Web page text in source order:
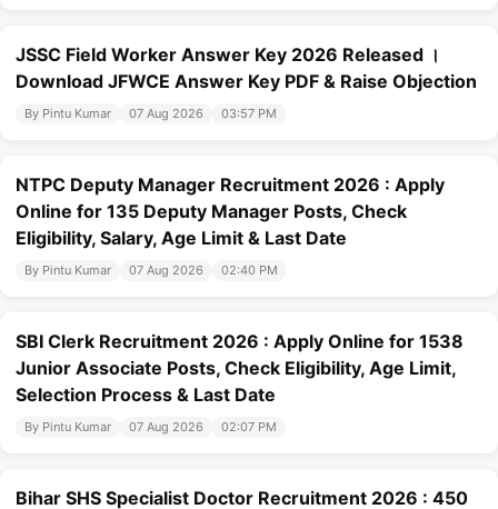
JSSC Field Worker Answer Key 2026 Released ।
Download JFWCE Answer Key PDF & Raise Objection
By Pintu Kumar 07 Aug 2026 03:57 PM
NTPC Deputy Manager Recruitment 2026 : Apply
Online for 135 Deputy Manager Posts, Check
Eligibility, Salary, Age Limit & Last Date
By Pintu Kumar 07 Aug 2026 02:40 PM
SBI Clerk Recruitment 2026 : Apply Online for 1538
Junior Associate Posts, Check Eligibility, Age Limit,
Selection Process & Last Date
By Pintu Kumar 07 Aug 2026 02:07 PM
Bihar SHS Specialist Doctor Recruitment 2026 : 450